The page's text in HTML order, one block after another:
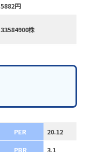
5882円
33584900株
PER
20.12
PBR
3.1